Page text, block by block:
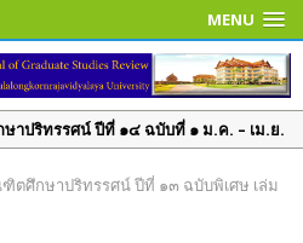
MENU
าปริทรรศน์ ปีที่ ๑๓ ฉบับที่ ๓ ก.ย.– ธ.ค.
าปริทรรศน์ ปีที่ ๑๓ ฉบับที่ ๒ พ.ค.– ส.ค.
ตศึกษาปริทรรศน์ ปีที่ ๑๓ ฉบับพิเศษ เล่ม